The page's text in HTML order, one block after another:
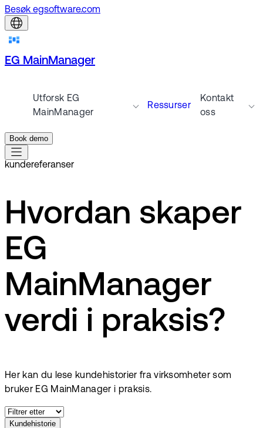
Besøk egsoftware.com
EG MainManager
Utforsk EG
MainManager
Ressurser
Kontakt
oss
Book demo
kundereferanser
Hvordan skaper
EG
MainManager
verdi i praksis?
Her kan du lese kundehistorier fra virksomheter som
bruker EG MainManager i praksis.
Kundehistorie